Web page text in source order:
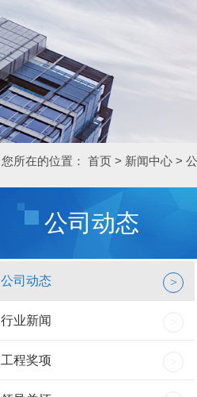
您所在的位置： 首页 > 新闻中心 >
公司动态
公司动态 >
行业新闻
工程奖项